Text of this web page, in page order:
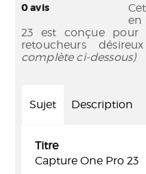
0avis
en
23 est conçue pour
retoucheurs
complète ci-dessous)
Sujet Description
Titre
Capture One Pro 23